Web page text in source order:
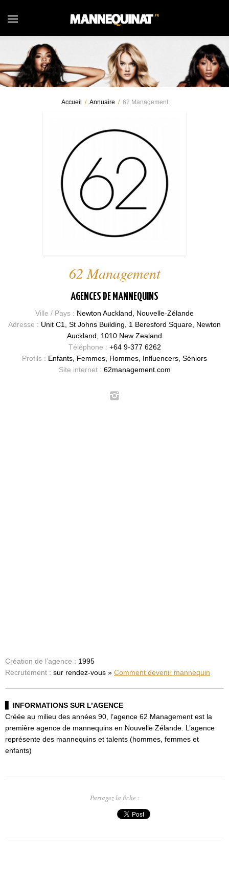
Accueil / Annuaire / 62 Management
62 Management
AGENCES DE MANNEQUINS
Ville / Pays : Newton Auckland, Nouvelle-Zélande
Adresse : Unit C1, St Johns Building, 1 Beresford Square, Newton
Auckland, 1010 New Zealand
Téléphone : +64 9-377 6262
Profils : Enfants, Femmes, Hommes, Influencers, Séniors
Site internet : 62management.com
Création de l’agence : 1995
Recrutement : sur rendez-vous » Comment devenir mannequin
INFORMATIONS SUR L’AGENCE
Créée au milieu des années 90, l’agence 62 Management est la
première agence de mannequins en Nouvelle Zélande. L’agence
représente des mannequins et talents (hommes, femmes et
enfants)
Partagez la fiche :